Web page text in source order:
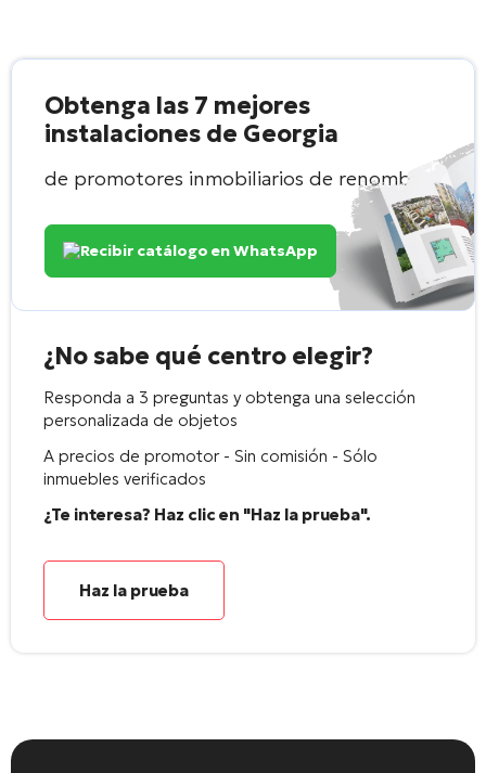
Obtenga las 7 mejores
instalaciones de Georgia
de promotores inmobiliarios de renombre
Recibir catálogo en WhatsApp
¿No sabe qué centro elegir?
Responda a 3 preguntas y obtenga una selección
personalizada de objetos
A precios de promotor - Sin comisión - Sólo
inmuebles verificados
¿Te interesa? Haz clic en "Haz la prueba".
Haz la prueba